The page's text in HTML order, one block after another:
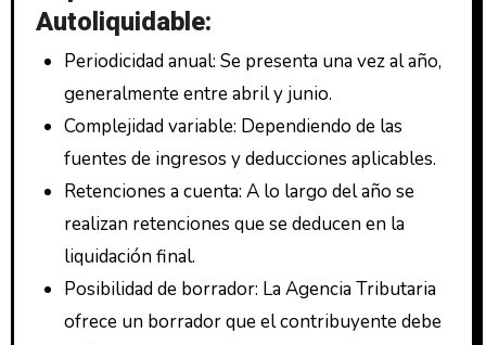
Autoliquidable:
Periodicidad anual: Se presenta una vez al año,
generalmente entre abril y junio.
Complejidad variable: Dependiendo de las
fuentes de ingresos y deducciones aplicables.
Retenciones a cuenta: A lo largo del año se
realizan retenciones que se deducen en la
liquidación final.
Posibilidad de borrador: La Agencia Tributaria
ofrece un borrador que el contribuyente debe